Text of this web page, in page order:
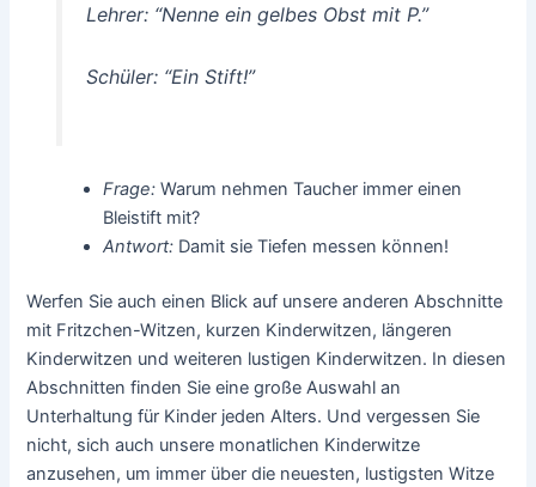
Lehrer:“Nenne ein gelbes Obst mit P.”
Schüler: “Ein Stift!”
Frage: Warum nehmen Taucher immer einen
Bleistift mit?
Antwort: Damit sie Tiefen messen können!
Werfen Sie auch einen Blick auf unsere anderen Abschnitte
mit Fritzchen-Witzen, kurzen Kinderwitzen, längeren
Kinderwitzen und weiteren lustigen Kinderwitzen. In diesen
Abschnitten finden Sie eine große Auswahl an
Unterhaltung für Kinder jeden Alters. Und vergessen Sie
nicht, sich auch unsere monatlichen Kinderwitze
anzusehen, um immer über die neuesten, lustigsten Witze